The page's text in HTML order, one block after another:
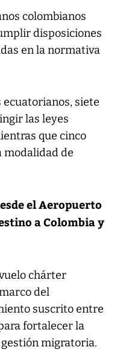
colombianos
disposiciones
en la normativa
ecuatorianos, siete
las leyes
que cinco
modalidad de
el Aeropuerto
a Colombia y
chárter
del
suscrito entre
fortalecer la
migratoria.